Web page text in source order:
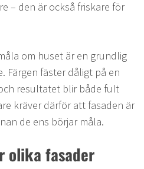
– den är också friskare för
om huset är en grundlig
Färgen fäster dåligt på en
resultatet blir både fult
kräver därför att fasaden är
de ens börjar måla.
olika fasader